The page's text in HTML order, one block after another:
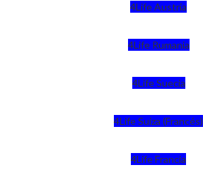
4Life Austria
4Life Rumania
4Life Suecia
4Life Suiza (Francés)
4Life Francia